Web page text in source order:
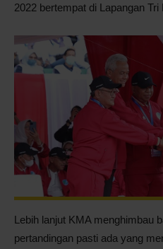
2022 bertempat di Lapangan
Lebih lanjut KMA menghimbau
pertandingan pasti ada yang